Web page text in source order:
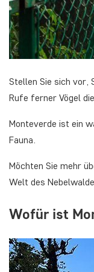
Stellen Sie sich vor,
Rufe ferner Vögel
Monteverde ist ein
Fauna.
Möchten Sie mehr
Welt des
Wofür ist